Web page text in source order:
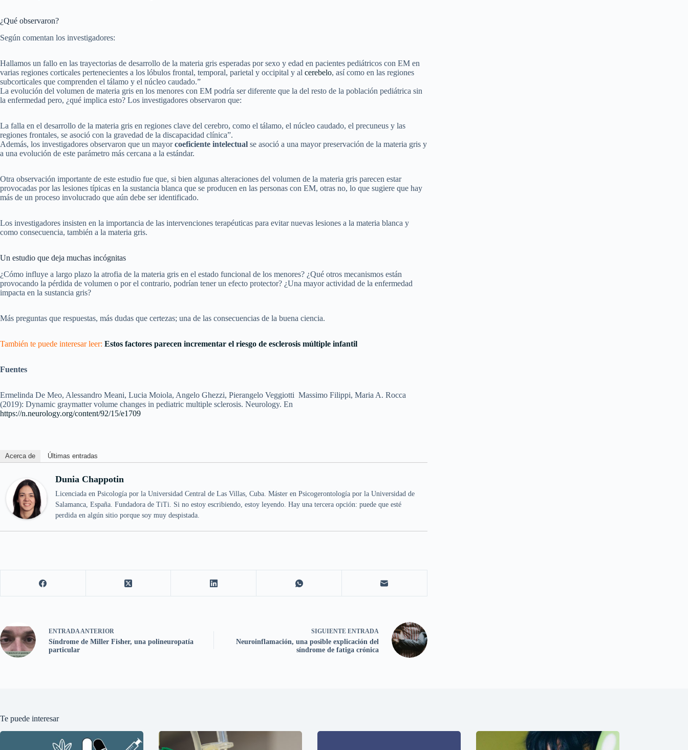
¿Qué observaron?
Según comentan los investigadores:
Hallamos un fallo en las trayectorias de desarrollo de la materia gris esperadas por sexo y edad en pacientes pediátricos con EM en
varias regiones corticales pertenecientes a los lóbulos frontal, temporal, parietal y occipital y al cerebelo, así como en las regiones
subcorticales que comprenden el tálamo y el núcleo caudado.”
La evolución del volumen de materia gris en los menores con EM podría ser diferente que la del resto de la población pediátrica sin
la enfermedad pero, ¿qué implica esto? Los investigadores observaron que:
La falla en el desarrollo de la materia gris en regiones clave del cerebro, como el tálamo, el núcleo caudado, el precuneus y las
regiones frontales, se asoció con la gravedad de la discapacidad clínica”.
Además, los investigadores observaron que un mayorcoeficiente intelectual se asoció a una mayor preservación de la materia gris y
a una evolución de este parámetro más cercana a la estándar.
Otra observación importante de este estudio fue que, si bien algunas alteraciones del volumen de la materia gris parecen estar
provocadas por las lesiones típicas en la sustancia blanca que se producen en las personas con EM, otras no, lo que sugiere que hay
más de un proceso involucrado que aún debe ser identificado.
Los investigadores insisten en la importancia de las intervenciones terapéuticas para evitar nuevas lesiones a la materia blanca y
como consecuencia, también a la materia gris.
Un estudio que deja muchas incógnitas
¿Cómo influye a largo plazo la atrofia de la materia gris en el estado funcional de los menores? ¿Qué otros mecanismos están
provocando la pérdida de volumen o por el contrario, podrían tener un efecto protector? ¿Una mayor actividad de la enfermedad
impacta en la sustancia gris?
Más preguntas que respuestas, más dudas que certezas; una de las consecuencias de la buena ciencia.
También te puede interesar leer: Estos factores parecen incrementar el riesgo de esclerosis múltiple infantil
Fuentes
Ermelinda De Meo, Alessandro Meani, Lucia Moiola, Angelo Ghezzi, Pierangelo Veggiotti Massimo Filippi, Maria A. Rocca
(2019): Dynamic graymatter volume changes in pediatric multiple sclerosis. Neurology. En
https://n.neurology.org/content/92/15/e1709
Acerca de Últimas entradas
Dunia Chappotin
Licenciada en Psicología por la Universidad Central de Las Villas, Cuba. Máster en Psicogerontología por la Universidad de
Salamanca, España. Fundadora de TiTi. Si no estoy escribiendo, estoy leyendo. Hay una tercera opción: puede que esté
perdida en algún sitio porque soy muy despistada.
ENTRADAANTERIOR
Síndrome de Miller Fisher, una polineuropatía
particular
SIGUIENTE ENTRADA
Neuroinflamación, una posible explicación del
síndrome de fatiga crónica
Te puede interesar